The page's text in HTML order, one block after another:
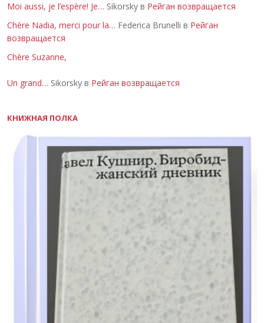
Moi aussi, je l’espère! Je… Sikorsky в Рейган возвращается
Chère Nadia, merci pour la… Federica Brunelli в Рейган
возвращается
Chère Suzanne,
Un grand… Sikorsky в Рейган возвращается
КНИЖНАЯ ПОЛКА